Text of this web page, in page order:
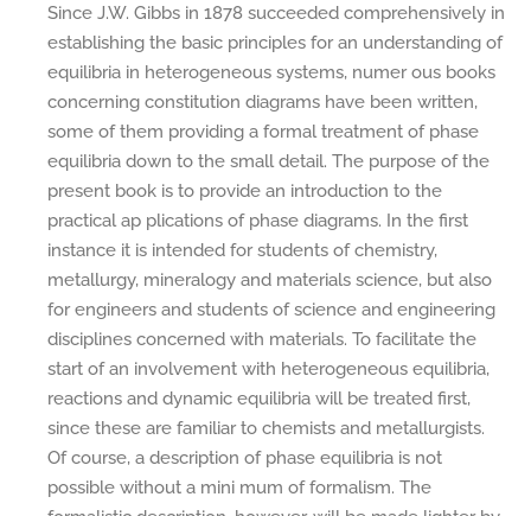
Since J.W. Gibbs in 1878 succeeded comprehensively in
establishing the basic principles for an understanding of
equilibria in heterogeneous systems, numer ous books
concerning constitution diagrams have been written,
some of them providing a formal treatment of phase
equilibria down to the small detail. The purpose of the
present book is to provide an introduction to the
practical ap plications of phase diagrams. In the first
instance it is intended for students of chemistry,
metallurgy, mineralogy and materials science, but also
for engineers and students of science and engineering
disciplines concerned with materials. To facilitate the
start of an involvement with heterogeneous equilibria,
reactions and dynamic equilibria will be treated first,
since these are familiar to chemists and metallurgists.
Of course, a description of phase equilibria is not
possible without a mini mum of formalism. The